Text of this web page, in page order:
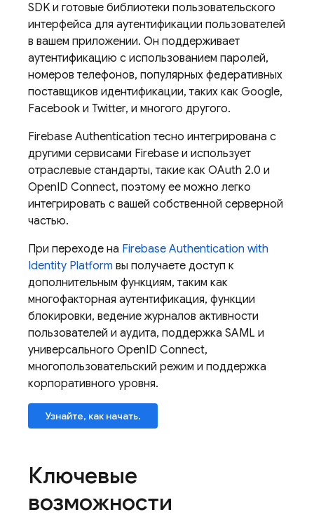
SDK и готовые библиотеки пользовательского
интерфейса для аутентификации пользователей
в вашем приложении. Он поддерживает
аутентификацию с использованием паролей,
номеров телефонов, популярных федеративных
поставщиков идентификации, таких как Google,
Facebook и Twitter, и многого другого.
Firebase Authentication тесно интегрирована с
другими сервисами Firebase и использует
отраслевые стандарты, такие как OAuth 2.0 и
OpenID Connect, поэтому ее можно легко
интегрировать с вашей собственной серверной
частью.
При переходе на Firebase Authentication with
Identity Platform вы получаете доступ к
дополнительным функциям, таким как
многофакторная аутентификация, функции
блокировки, ведение журналов активности
пользователей и аудита, поддержка SAML и
универсального OpenID Connect,
многопользовательский режим и поддержка
корпоративного уровня.
Узнайте, как начать.
Ключевые
возможности